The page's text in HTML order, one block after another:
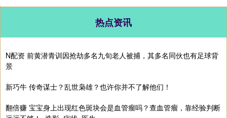
热点资讯
N配资 前黄潜青训因抢劫多名九旬老人被捕，其多名同伙也有足球背
景
新巧牛 传奇谋士？乱世枭雄？也许你并不了解他们！
翻倍赚 宝宝身上出现红色斑块会是血管瘤吗？查血管瘤，靠经验判断